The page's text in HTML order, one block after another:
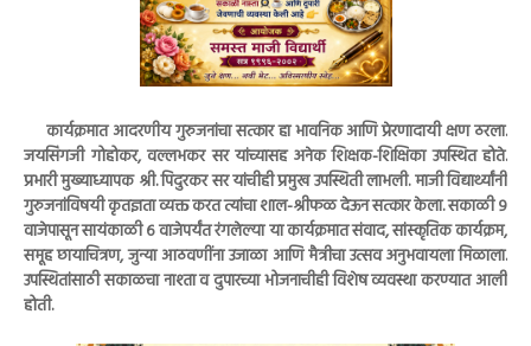
कार्यक्रमात आदरणीय गुरुजनांचा सत्कार हा भावनिक आणि प्रेरणादायी क्षण ठरला.
जयसिंगजी गोहोकर, वल्लभकर सर यांच्यासह अनेक शिक्षक-शिक्षिका उपस्थित होते.
प्रभारी मुख्याध्यापक श्री. पिदुरकर सर यांचीही प्रमुख उपस्थिती लाभली. माजी विद्यार्थ्यांनी
गुरुजनांविषयी कृतज्ञता व्यक्त करत त्यांचा शाल-श्रीफळ देऊन सत्कार केला. सकाळी ९
वाजेपासून सायंकाळी ६ वाजेपर्यंत रंगलेल्या या कार्यक्रमात संवाद, सांस्कृतिक कार्यक्रम,
समूह छायाचित्रण, जुन्या आठवणींना उजाळा आणि मैत्रीचा उत्सव अनुभवायला मिळाला.
उपस्थितांसाठी सकाळचा नाश्ता व दुपारच्या भोजनाचीही विशेष व्यवस्था करण्यात आली
होती.